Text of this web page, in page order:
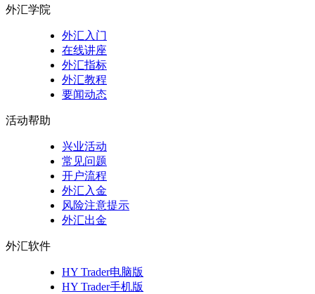
外汇学院
外汇入门
在线讲座
外汇指标
外汇教程
要闻动态
活动帮助
兴业活动
常见问题
开户流程
外汇入金
风险注意提示
外汇出金
外汇软件
HY Trader电脑版
HY Trader手机版